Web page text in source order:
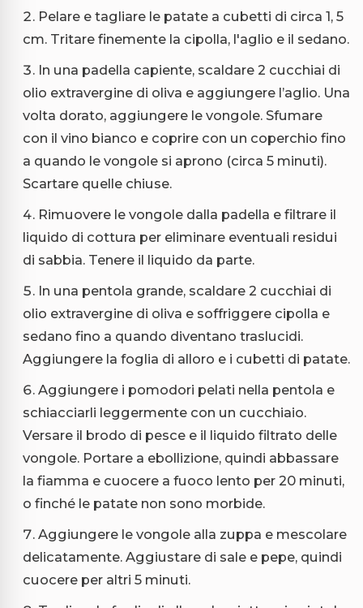
Pelare e tagliare le patate a cubetti di circa 1, 5
cm. Tritare finemente la cipolla, l'aglio e il sedano.
In una padella capiente, scaldare 2 cucchiai di
olio extravergine di oliva e aggiungere l’aglio. Una
volta dorato, aggiungere le vongole. Sfumare
con il vino bianco e coprire con un coperchio fino
a quando le vongole si aprono (circa 5 minuti).
Scartare quelle chiuse.
Rimuovere le vongole dalla padella e filtrare il
liquido di cottura per eliminare eventuali residui
di sabbia. Tenere il liquido da parte.
In una pentola grande, scaldare 2 cucchiai di
olio extravergine di oliva e soffriggere cipolla e
sedano fino a quando diventano traslucidi.
Aggiungere la foglia di alloro e i cubetti di patate.
Aggiungere i pomodori pelati nella pentola e
schiacciarli leggermente con un cucchiaio.
Versare il brodo di pesce e il liquido filtrato delle
vongole. Portare a ebollizione, quindi abbassare
la fiamma e cuocere a fuoco lento per 20 minuti,
o finché le patate non sono morbide.
Aggiungere le vongole alla zuppa e mescolare
delicatamente. Aggiustare di sale e pepe, quindi
cuocere per altri 5 minuti.